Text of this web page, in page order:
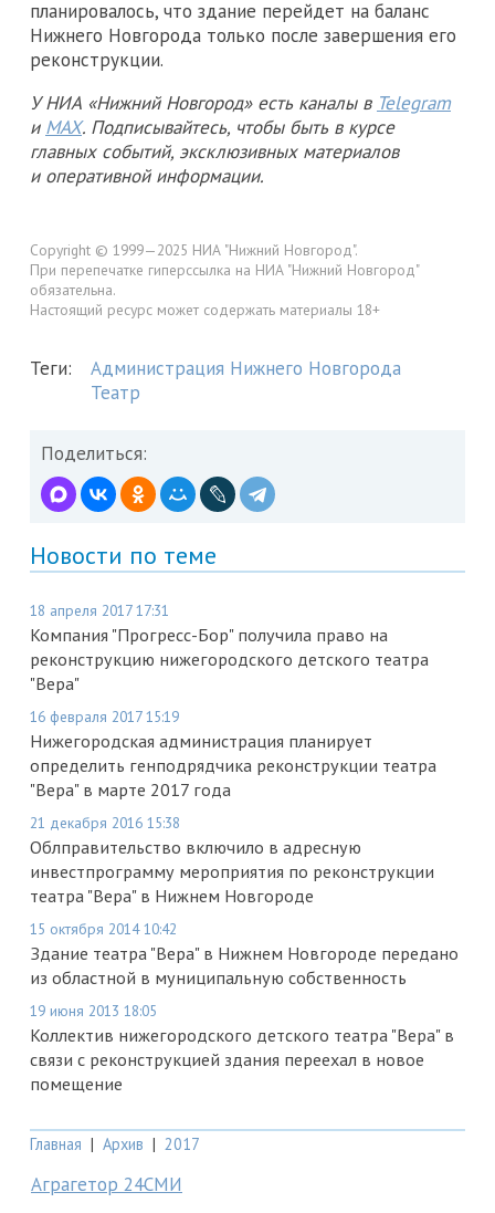
планировалось, что здание перейдет на баланс
Нижнего Новгорода только после завершения его
реконструкции.
У НИА «Нижний Новгород» есть каналы в Telegram
и MAX. Подписывайтесь, чтобы быть в курсе
главных событий, эксклюзивных материалов
и оперативной информации.
Copyright © 1999—2025 НИА "Нижний Новгород".
При перепечатке гиперссылка на НИА "Нижний Новгород"
обязательна.
Настоящий ресурс может содержать материалы 18+
Теги:
Администрация Нижнего Новгорода
Театр
Поделиться:
Новости по теме
18 апреля 2017 17:31
Компания "Прогресс-Бор" получила право на
реконструкцию нижегородского детского театра
"Вера"
16 февраля 2017 15:19
Нижегородская администрация планирует
определить генподрядчика реконструкции театра
"Вера" в марте 2017 года
21 декабря 2016 15:38
Облправительство включило в адресную
инвестпрограмму мероприятия по реконструкции
театра "Вера" в Нижнем Новгороде
15 октября 2014 10:42
Здание театра "Вера" в Нижнем Новгороде передано
из областной в муниципальную собственность
19 июня 2013 18:05
Коллектив нижегородского детского театра "Вера" в
связи с реконструкцией здания переехал в новое
помещение
Главная | Архив | 2017
Аграгетор 24СМИ